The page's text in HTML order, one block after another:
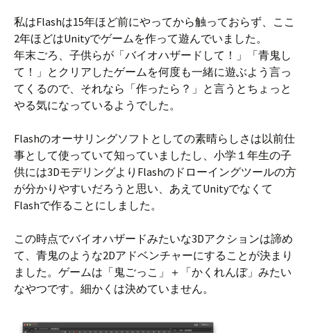
私はFlashは15年ほど前にやってから触っておらず、ここ
2年ほどはUnityでゲームを作って遊んでいました。
年末ごろ、子供らが「バイオハザードして！」「青鬼し
て！」とクリアしたゲームを何度も一緒に遊ぶよう言っ
てくるので、それなら「作ったら？」と言うとちょっと
やる気になっているようでした。
Flashのオーサリングソフトとしての素晴らしさは以前仕
事として使っていて知っていましたし、小学１年生の子
供には3DモデリングよりFlashのドローイングツールの方
が分かりやすいだろうと思い、あえてUnityでなくて
Flashで作ることにしました。
この時点でバイオハザードみたいな3Dアクションは諦め
て、青鬼のような2Dアドベンチャーにすることが決まり
ました。ゲームは「鬼ごっこ」＋「かくれんぼ」みたい
なやつです。細かくは決めていません。